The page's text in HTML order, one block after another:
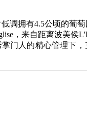
调拥有4.5公顷的葡
，来自距离波美侯
门人的精心管理下